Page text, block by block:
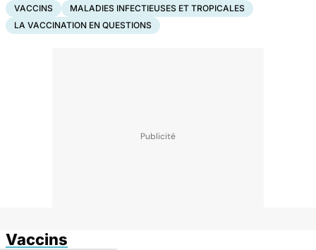
VACCINS
MALADIES INFECTIEUSES ET TROPICALES
LA VACCINATION EN QUESTIONS
Vaccins